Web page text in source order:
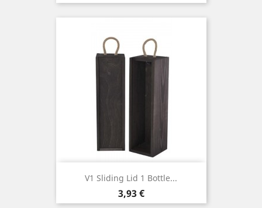
V1 Sliding Lid 1 Bottle...
Cena
3,93 €